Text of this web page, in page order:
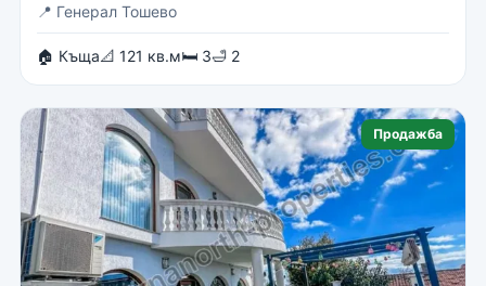
📍 Генерал Тошево
🏠 Къща📐 121 кв.м🛏 3🛁 2
Продажба